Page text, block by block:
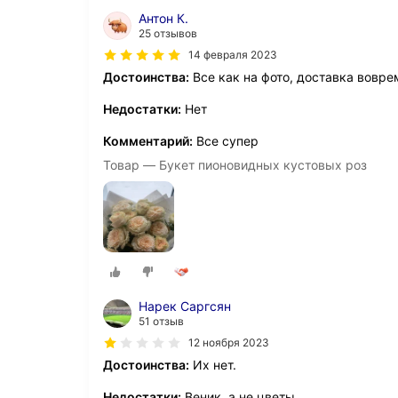
Антон К.
25 отзывов
14 февраля 2023
Достоинства: Все как на фото, доставка
Недостатки: Нет
Комментарий: Все супер
Товар — Букет пионовидных кустовых роз
Нарек Саргсян
51 отзыв
12 ноября 2023
Достоинства: Их нет.